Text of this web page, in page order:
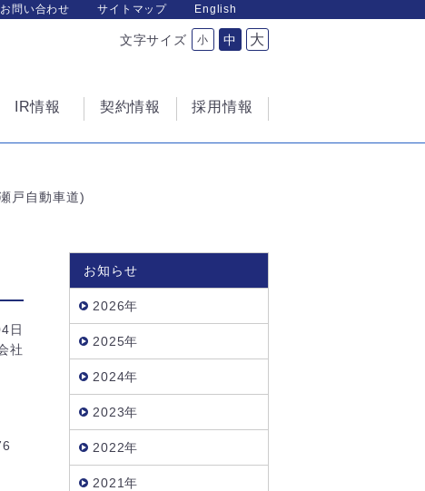
お問い合わせ サイトマップ English
文字サイズ 小 中 大
IR情報 契約情報 採用情報
戸自動車道)
日
社
お知らせ
2026年
2025年
2024年
2023年
2022年
2021年